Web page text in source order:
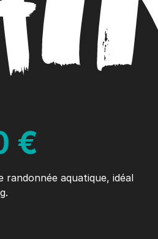
€
aquatique, idéal